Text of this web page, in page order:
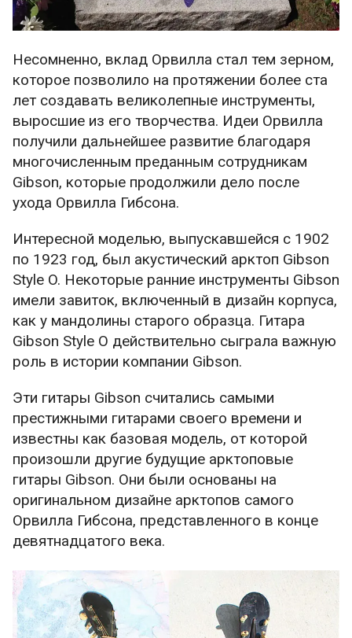
Несомненно, вклад Орвилла стал тем зерном,
которое позволило на протяжении более ста
лет создавать великолепные инструменты,
выросшие из его творчества. Идеи Орвилла
получили дальнейшее развитие благодаря
многочисленным преданным сотрудникам
Gibson, которые продолжили дело после
ухода Орвилла Гибсона.
Интересной моделью, выпускавшейся с 1902
по 1923 год, был акустический арктоп Gibson
Style O. Некоторые ранние инструменты Gibson
имели завиток, включенный в дизайн корпуса,
как у мандолины старого образца. Гитара
Gibson Style O действительно сыграла важную
роль в истории компании Gibson.
Эти гитары Gibson считались самыми
престижными гитарами своего времени и
известны как базовая модель, от которой
произошли другие будущие арктоповые
гитары Gibson. Они были основаны на
оригинальном дизайне арктопов самого
Орвилла Гибсона, представленного в конце
девятнадцатого века.